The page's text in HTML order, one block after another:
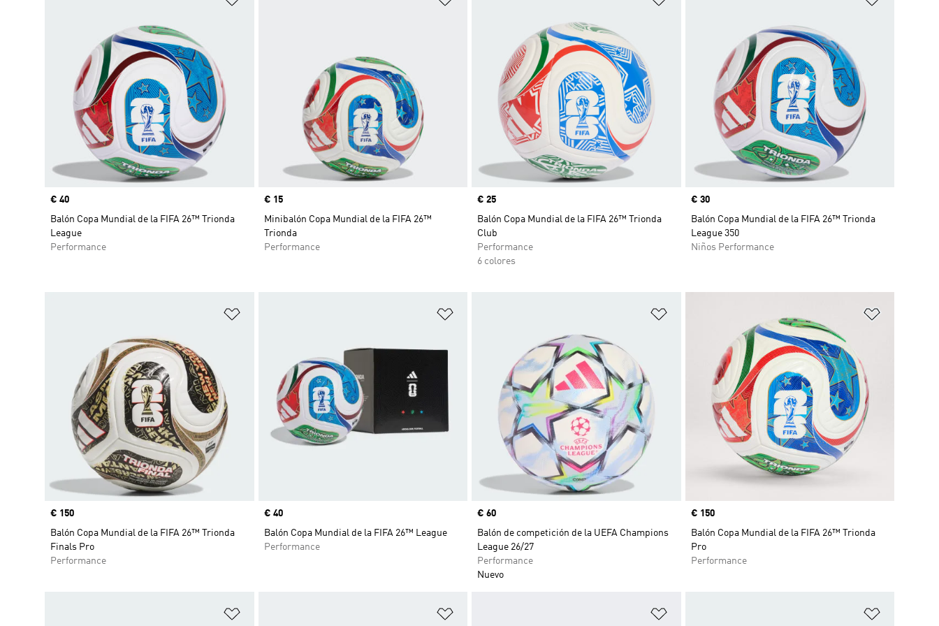
Precio
€ 40
Balón Copa Mundial de la FIFA 26™ Trionda
League
Performance
Precio
€ 15
Minibalón Copa Mundial de la FIFA 26™
Trionda
Performance
Precio
€ 25
Balón Copa Mundial de la FIFA 26™ Trionda
Club
Performance
6 colores
Precio
€ 30
Balón Copa Mundial de la FIFA 26™ Trionda
League 350
Niños Performance
Precio
€ 150
Balón Copa Mundial de la FIFA 26™ Trionda
Finals Pro
Performance
Precio
€ 40
Balón Copa Mundial de la FIFA 26™ League
Performance
Precio
€ 60
Balón de competición de la UEFA Champions
League 26/27
Performance
Nuevo
Precio
€ 150
Balón Copa Mundial de la FIFA 26™ Trionda
Pro
Performance